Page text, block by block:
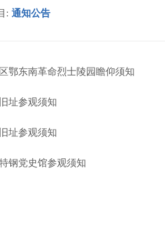
: 通知公告
鄂东南革命烈士陵园瞻仰须知
址参观须知
址参观须知
钢党史馆参观须知